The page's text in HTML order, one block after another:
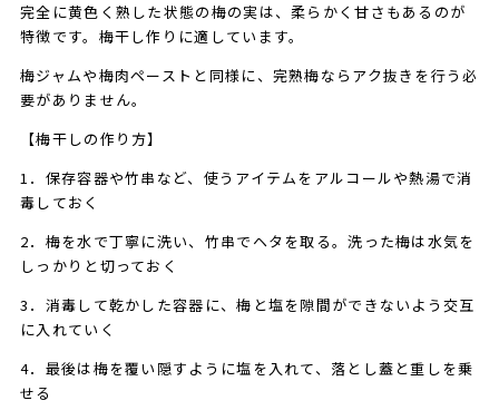
完全に黄色く熟した状態の梅の実は、柔らかく甘さもあるのが
特徴です。梅干し作りに適しています。
梅ジャムや梅肉ペーストと同様に、完熟梅ならアク抜きを行う必
要がありません。
【梅干しの作り方】
1．保存容器や竹串など、使うアイテムをアルコールや熱湯で消
毒しておく
2．梅を水で丁寧に洗い、竹串でヘタを取る。洗った梅は水気を
しっかりと切っておく
3．消毒して乾かした容器に、梅と塩を隙間ができないよう交互
に入れていく
4．最後は梅を覆い隠すように塩を入れて、落とし蓋と重しを乗
せる